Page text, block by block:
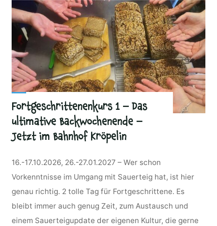
Fortgeschrittenenkurs 1 – Das
ultimative Backwochenende –
Jetzt im Bahnhof Kröpelin
16.-17.10.2026, 26.-27.01.2027 – Wer schon
Vorkenntnisse im Umgang mit Sauerteig hat, ist hier
genau richtig. 2 tolle Tag für Fortgeschrittene. Es
bleibt immer auch genug Zeit, zum Austausch und
einem Sauerteigupdate der eigenen Kultur, die gerne